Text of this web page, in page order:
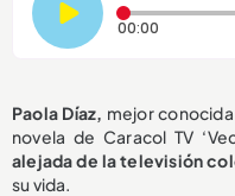
00:00 Tiempo
Paola Díaz, mejor
novela de Caracol TV
alejada de la televisión
su vida.